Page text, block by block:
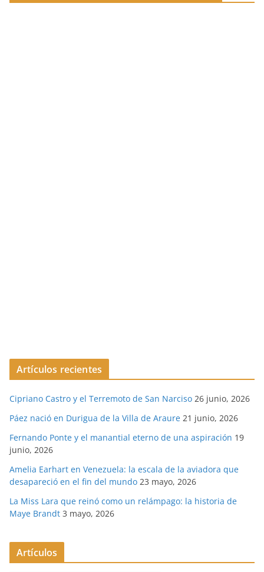
Artículos recientes
Cipriano Castro y el Terremoto de San Narciso 26 junio, 2026
Páez nació en Durigua de la Villa de Araure 21 junio, 2026
Fernando Ponte y el manantial eterno de una aspiración 19
junio, 2026
Amelia Earhart en Venezuela: la escala de la aviadora que
desapareció en el fin del mundo 23 mayo, 2026
La Miss Lara que reinó como un relámpago: la historia de
Maye Brandt 3 mayo, 2026
Artículos